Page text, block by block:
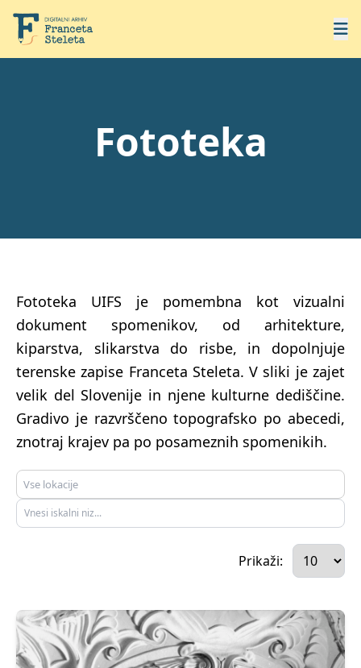
Fototeka
Fototeka UIFS je pomembna kot vizualni
dokument spomenikov, od arhitekture,
kiparstva, slikarstva do risbe, in dopolnjuje
terenske zapise Franceta Steleta. V sliki je zajet
velik del Slovenije in njene kulturne dediščine.
Gradivo je razvrščeno topografsko po abecedi,
znotraj krajev pa po posameznih spomenikih.
Prikaži: